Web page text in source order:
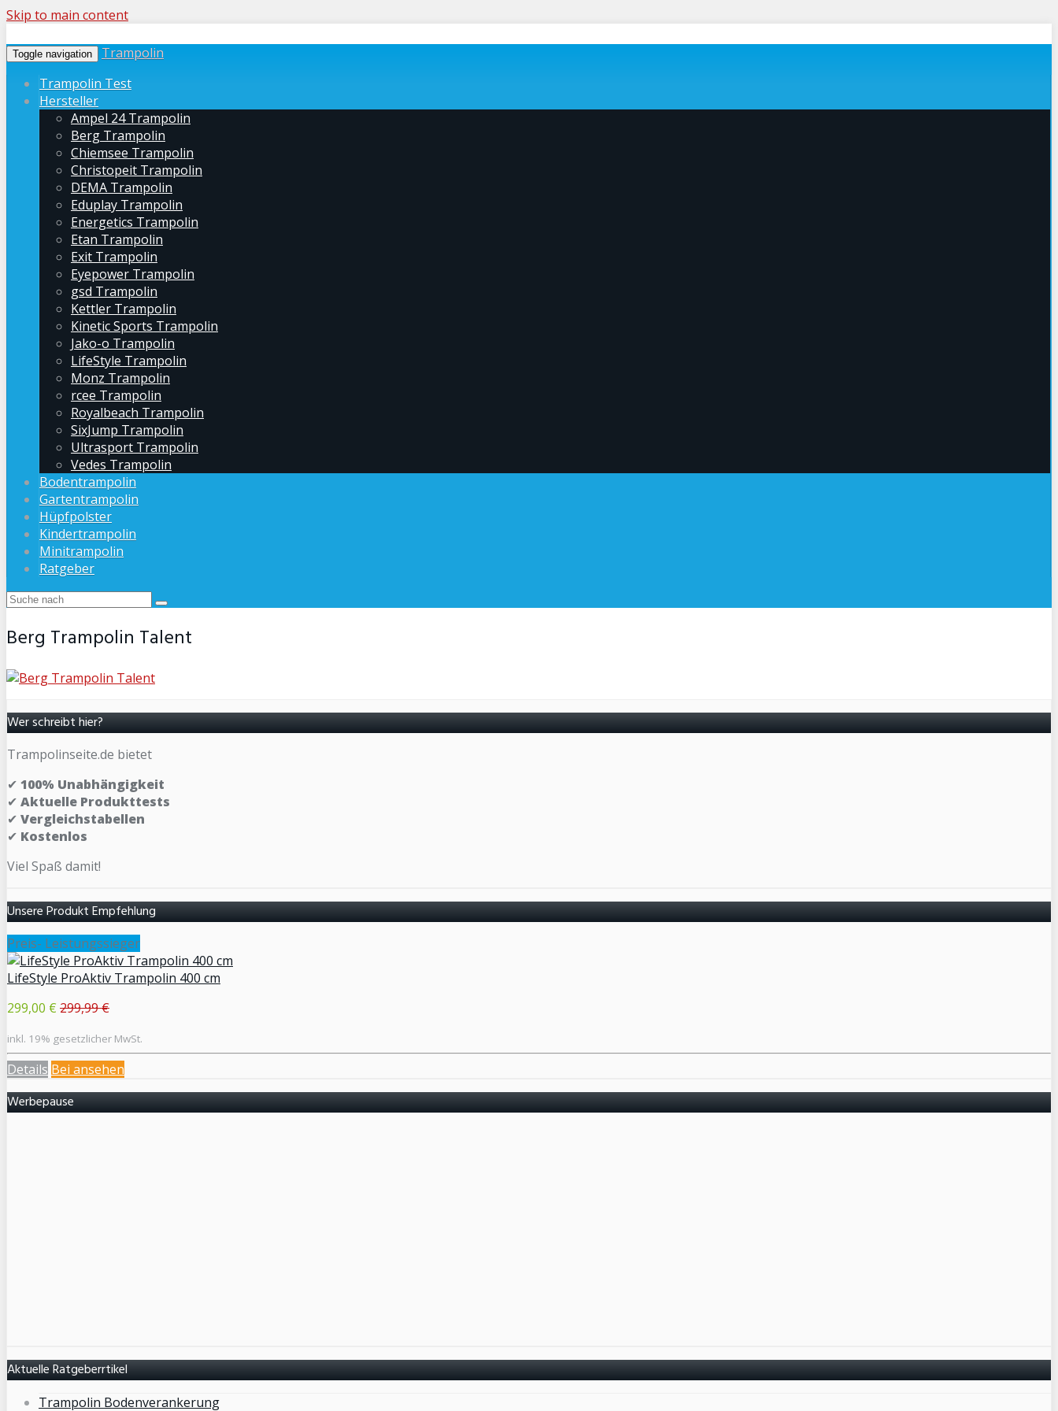
Skip to main content
Toggle navigation
Trampolin
Trampolin Test
Hersteller
Ampel 24 Trampolin
Berg Trampolin
Chiemsee Trampolin
Christopeit Trampolin
DEMA Trampolin
Eduplay Trampolin
Energetics Trampolin
Etan Trampolin
Exit Trampolin
Eyepower Trampolin
gsd Trampolin
Kettler Trampolin
Kinetic Sports Trampolin
Jako-o Trampolin
LifeStyle Trampolin
Monz Trampolin
rcee Trampolin
Royalbeach Trampolin
SixJump Trampolin
Ultrasport Trampolin
Vedes Trampolin
Bodentrampolin
Gartentrampolin
Hüpfpolster
Kindertrampolin
Minitrampolin
Ratgeber
Berg Trampolin Talent
Wer schreibt hier?
Trampolinseite.de bietet
✔ 100% Unabhängigkeit
✔ Aktuelle Produkttests
✔ Vergleichstabellen
✔ Kostenlos
Viel Spaß damit!
Unsere Produkt Empfehlung
Preis- Leistungssieger
LifeStyle ProAktiv Trampolin 400 cm
299,00 € 299,99 €
inkl. 19% gesetzlicher MwSt.
Details Bei ansehen
Werbepause
Aktuelle Ratgeberrtikel
Trampolin Bodenverankerung